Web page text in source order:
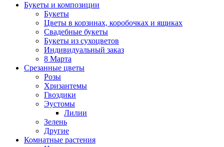
Букеты и композиции
Букеты
Цветы в корзинах, коробочках и ящиках
Свадебные букеты
Букеты из сухоцветов
Индивидуальный заказ
8 Марта
Срезанные цветы
Розы
Хризантемы
Гвоздики
Эустомы
Лилии
Зелень
Другие
Комнатные растения